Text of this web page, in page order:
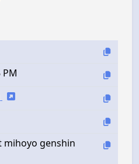
mihoyo genshin